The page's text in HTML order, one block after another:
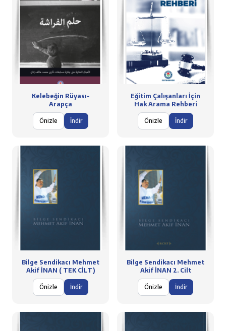
Kelebeğin Rüyası-
Arapça
Önizle İndir
Eğitim Çalışanları İçin
Hak Arama Rehberi
Önizle İndir
Bilge Sendikacı Mehmet
Akif İNAN ( TEK CİLT)
Önizle İndir
Bilge Sendikacı Mehmet
Akif İNAN 2. Cilt
Önizle İndir